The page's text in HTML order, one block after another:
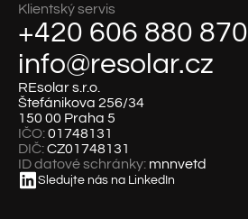
Klientský servis
+420 606 880 870
info@resolar.cz
REsolar s.r.o.
Štefánikova 256/34
150 00 Praha 5
IČO:01748131
DIČ:CZ01748131
ID datové schránky: mnnvetd
Sledujte nás na LinkedIn